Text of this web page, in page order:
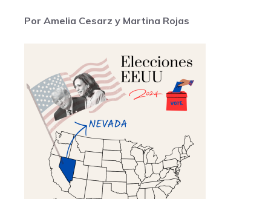
Por Amelia Cesarz y Martina Rojas